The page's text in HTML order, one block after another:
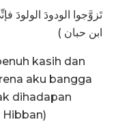
تَزوَّجوا الودودَ الولودَ
ابن حبان )
kasih dan
aku bangga
dihadapan
Hibban)